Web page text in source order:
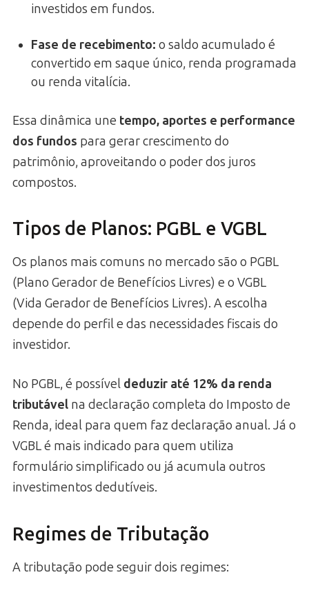
investidos em fundos.
Fase de recebimento: o saldo acumulado é
convertido em saque único, renda programada
ou renda vitalícia.
Essa dinâmica une tempo, aportes e performance
dos fundos para gerar crescimento do
patrimônio, aproveitando o poder dos juros
compostos.
Tipos de Planos: PGBL e VGBL
Os planos mais comuns no mercado são o PGBL
(Plano Gerador de Benefícios Livres) e o VGBL
(Vida Gerador de Benefícios Livres). A escolha
depende do perfil e das necessidades fiscais do
investidor.
No PGBL, é possível deduzir até 12% da renda
tributável na declaração completa do Imposto de
Renda, ideal para quem faz declaração anual. Já o
VGBL é mais indicado para quem utiliza
formulário simplificado ou já acumula outros
investimentos dedutíveis.
Regimes de Tributação
A tributação pode seguir dois regimes: